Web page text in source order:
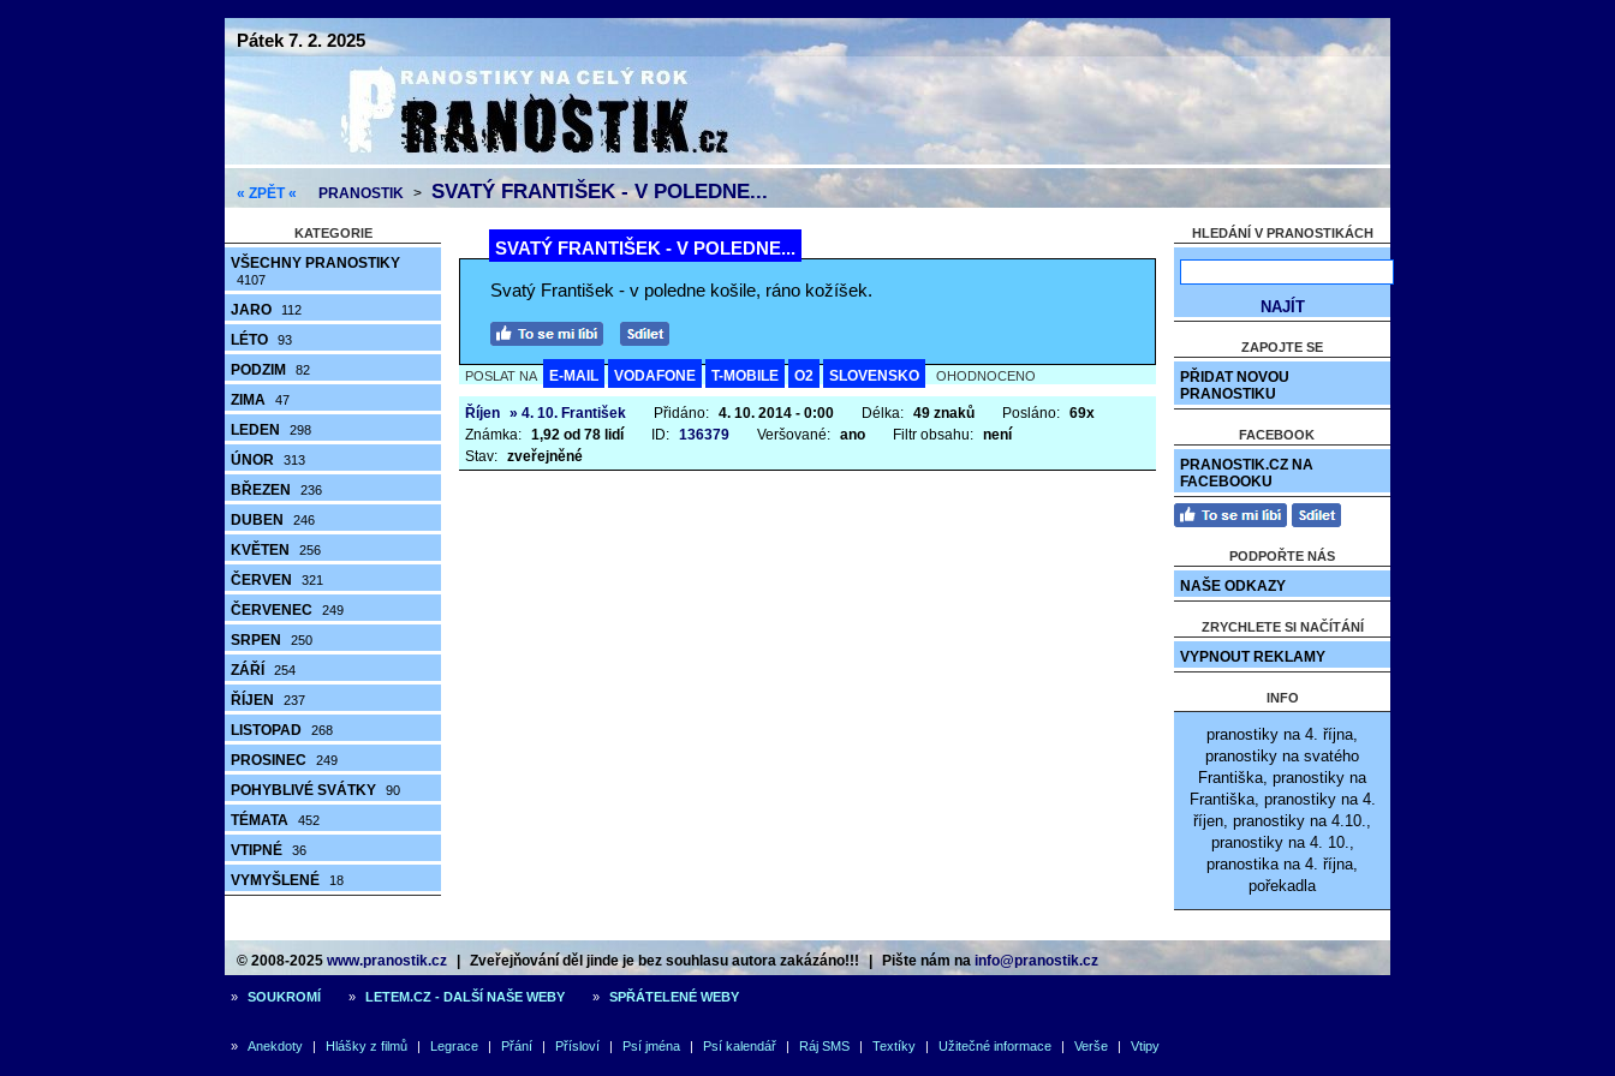
Pátek 7. 2. 2025
« ZPĚT « PRANOSTIK > SVATÝ FRANTIŠEK - V POLEDNE...
KATEGORIE
VŠECHNY PRANOSTIKY
4107
JARO 112
LÉTO 93
PODZIM 82
ZIMA 47
LEDEN 298
ÚNOR 313
BŘEZEN 236
DUBEN 246
KVĚTEN 256
ČERVEN 321
ČERVENEC 249
SRPEN 250
ZÁŘÍ 254
ŘÍJEN 237
LISTOPAD 268
PROSINEC 249
POHYBLIVÉ SVÁTKY 90
TÉMATA 452
VTIPNÉ 36
VYMYŠLENÉ 18
SVATÝ FRANTIŠEK - V POLEDNE...
Svatý František - v poledne košile, ráno kožíšek.
POSLAT NA E-MAIL VODAFONE T-MOBILE O2 SLOVENSKO OHODNOCENO
Říjen » 4. 10. František Přidáno: 4. 10. 2014 - 0:00 Délka: 49 znaků Posláno: 69x
Známka: 1,92 od 78 lidí ID: 136379 Veršované: ano Filtr obsahu: není
Stav: zveřejněné
HLEDÁNÍ V PRANOSTIKÁCH
ZAPOJTE SE
PŘIDAT NOVOU
PRANOSTIKU
FACEBOOK
PRANOSTIK.CZ NA
FACEBOOKU
PODPOŘTE NÁS
NAŠE ODKAZY
ZRYCHLETE SI NAČÍTÁNÍ
VYPNOUT REKLAMY
INFO
pranostiky na 4. října,
pranostiky na svatého
Františka, pranostiky na
Františka, pranostiky na 4.
říjen, pranostiky na 4.10.,
pranostiky na 4. 10.,
pranostika na 4. října,
pořekadla
© 2008-2025 www.pranostik.cz Zveřejňování děl jinde je bez souhlasu autora zakázáno!!! | Pište nám na info@pranostik.cz
» SOUKROMÍ » LETEM.CZ - DALŠÍ NAŠE WEBY » SPŘÁTELENÉ WEBY
» Anekdoty | Hlášky z filmů | Legrace | Přání | Přísloví | Psí jména | Psí kalendář | Ráj SMS | Textíky | Užitečné informace | Verše | Vtipy